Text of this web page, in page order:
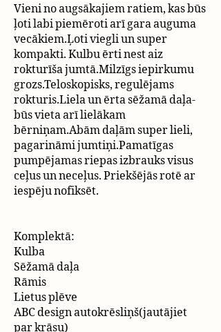
Vieni no augsākajiem ratiem, kas būs
ļoti labi piemēroti arī gara auguma
vecākiem.Ļoti viegli un super
kompakti. Kulbu ērti nest aiz
rokturīša jumtā.Milzīgs iepirkumu
grozs.Teloskopisks, regulējams
rokturis.Liela un ērta sēžamā daļa-
būs vieta arī lielākam
bērniņam.Abām daļām super lieli,
pagarināmi jumtiņi.Pamatīgas
pumpējamas riepas izbrauks visus
ceļus un neceļus. Priekšējās rotē ar
iespēju nofiksēt.
Komplektā:
Kulba
Sēžamā daļa
Rāmis
Lietus plēve
ABC design autokrēsliņš(jautājiet
par krāsu)